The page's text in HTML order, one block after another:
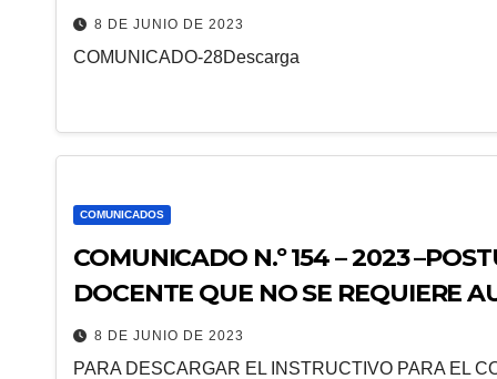
HACE DE CONOCIMIENTO LA
PRELIMINARES
8 DE JUNIO DE 2023
COMUNICADO-28Descarga
COMUNICADOS
COMUNICADO N.º 154 – 2023
DOCENTE QUE NO SE REQUIERE
8 DE JUNIO DE 2023
PARA DESCARGAR EL INSTRUCTIVO PARA EL